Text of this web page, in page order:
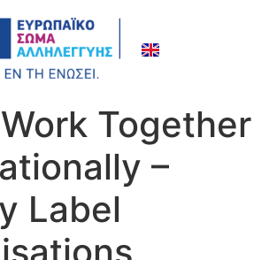
Work Together
–
Label